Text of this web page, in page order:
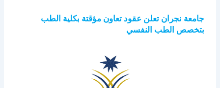
جامعة نجران تعلن عقود تعاون مؤقتة بكلية الطب
بتخصص الطب النفسي